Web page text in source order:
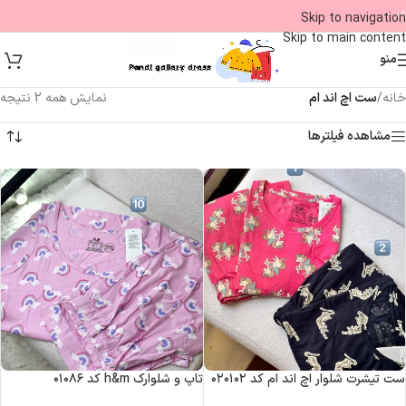
Skip to navigation
Skip to main content
09
منو
خانه/ست اچ ‌اند ام
نمایش همه 2 نتیجه
مشاهده فیلترها
ست تیشرت شلوار اچ اند ام کد ۰۲۰۱۰۲ تاپ و شلوارک h&m کد ۰۱۰۸۶